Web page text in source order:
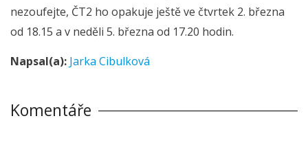
nezoufejte, ČT2 ho opakuje ještě ve čtvrtek 2. března
od 18.15 a v neděli 5. března od 17.20 hodin.
Napsal(a): Jarka Cibulková
Komentáře